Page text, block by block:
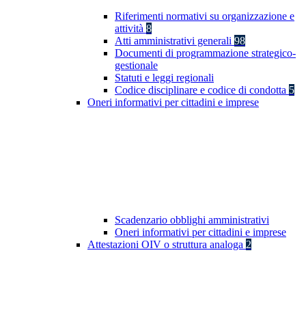
Riferimenti normativi su organizzazione e
attività 8
Atti amministrativi generali 98
Documenti di programmazione strategico-
gestionale
Statuti e leggi regionali
Codice disciplinare e codice di condotta 5
Oneri informativi per cittadini e imprese
Scadenzario obblighi amministrativi
Oneri informativi per cittadini e imprese
Attestazioni OIV o struttura analoga 2